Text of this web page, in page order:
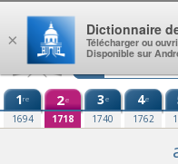
Aller au contenu
1re
1694
2e
1718
3e
1740
4e
1762
×
Dictionnaire
Télécharger ou
Disponible sur